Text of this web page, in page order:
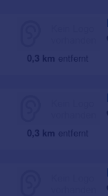
0,3 km entfernt
0,3 km entfernt